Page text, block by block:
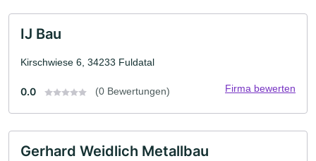
IJ Bau
Kirschwiese 6, 34233 Fuldatal
0.0 (0 Bewertungen) Firma bewerten
Gerhard Weidlich Metallbau